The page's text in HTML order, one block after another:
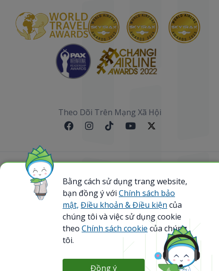
Theo Dõi Trên Mạng Xã Hội
Sơ đồ website
@ 2023 Bamboo Airways Copyright. All Rights
Reserved.
Business Registration Code: 0107867370
Bằng cách sử dụng trang website,
bạn đồng ý với Chính sách bảo
mật, Điều khoản & Điều kiện của
chúng tôi và việc sử dụng cookie
theo Chính sách cookie của chúng
tôi.
Đồng ý